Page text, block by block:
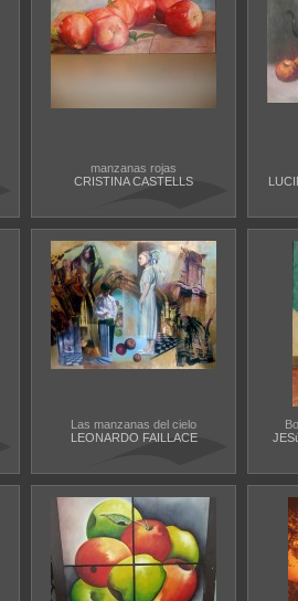
manzanas rojas
CRISTINA CASTELLS
Las manzanas del cielo
LEONARDO FAILLACE